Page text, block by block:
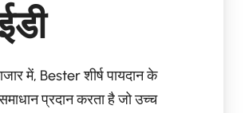
में, Bester शीर्ष पायदान के
समाधान प्रदान करता है जो उच्च